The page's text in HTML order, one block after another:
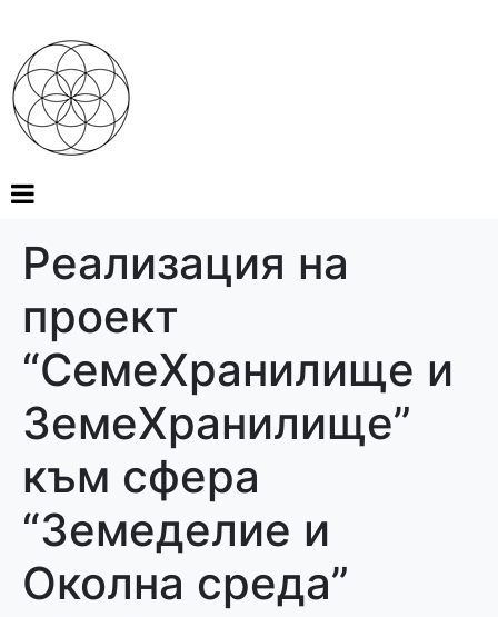
Реализация на
проект
“СемеХранилище и
ЗемеХранилище”
към сфера
“Земеделие и
Околна среда”